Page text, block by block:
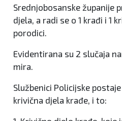
Srednjobosanske županije
djela, a radi se o 1 krađi i 1
porodici.
Evidentirana su 2 slučaja
mira.
Službenici Policijske
krivična djela krađe, i to: